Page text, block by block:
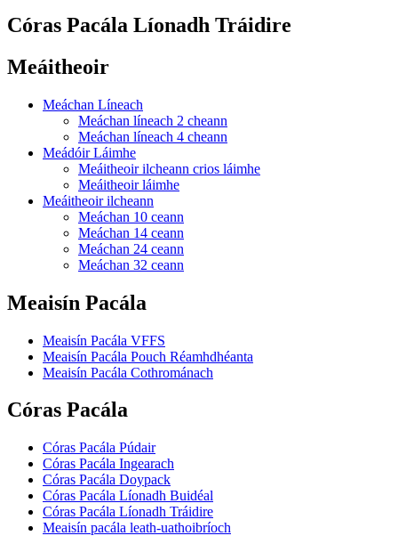
Córas Pacála Líonadh Tráidire
Meáitheoir
Meáchan Líneach
Meáchan líneach 2 cheann
Meáchan líneach 4 cheann
Meádóir Láimhe
Meáitheoir ilcheann crios láimhe
Meáitheoir láimhe
Meáitheoir ilcheann
Meáchan 10 ceann
Meáchan 14 ceann
Meáchan 24 ceann
Meáchan 32 ceann
Meaisín Pacála
Meaisín Pacála VFFS
Meaisín Pacála Pouch Réamhdhéanta
Meaisín Pacála Cothrománach
Córas Pacála
Córas Pacála Púdair
Córas Pacála Ingearach
Córas Pacála Doypack
Córas Pacála Líonadh Buidéal
Córas Pacála Líonadh Tráidire
Meaisín pacála leath-uathoibríoch